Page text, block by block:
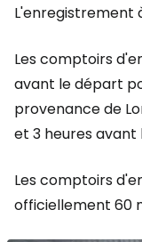
L'enregistrement
Les comptoirs
avant le départ
provenance de
et 3 heures avant
Les comptoirs
officiellement 60